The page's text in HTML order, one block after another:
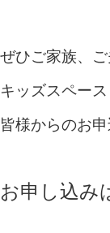
ぜひご家族、
キッズスペー
皆様からのお
お申し込み